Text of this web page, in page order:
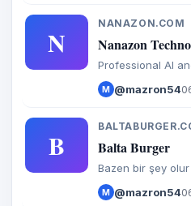
N
NANAZON.COM
Nanazon
Professional AI
affordable prices.
M @mazron54
B Balta Burger
Bazen bir şey olur
kadar değişir.
lezzetleri ile tanış.
M @mazron54